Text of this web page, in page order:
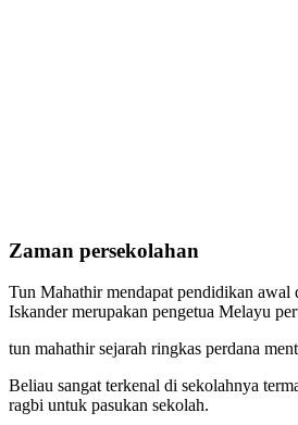
Zaman persekolahan
Tun Mahathir mendapat pendidikan
Iskander merupakan pengetua Melayu
tun mahathir sejarah ringkas perdana
Beliau sangat terkenal di sekolahnya
ragbi untuk pasukan sekolah.